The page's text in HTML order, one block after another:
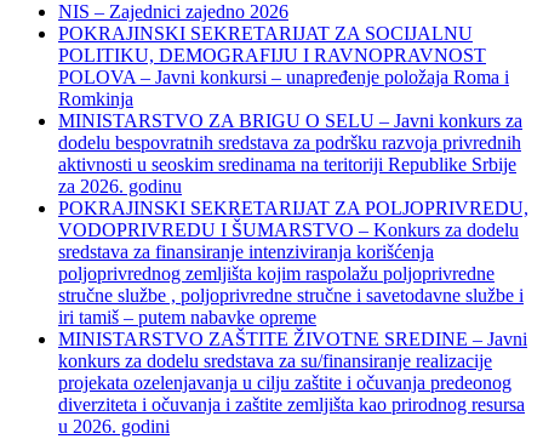
NIS – Zajednici zajedno 2026
POKRAJINSKI SEKRETARIJAT ZA SOCIJALNU
POLITIKU, DEMOGRAFIJU I RAVNOPRAVNOST
POLOVA – Javni konkursi – unapređenje položaja Roma i
Romkinja
MINISTARSTVO ZA BRIGU O SELU – Javni konkurs za
dodelu bespovratnih sredstava za podršku razvoja privrednih
aktivnosti u seoskim sredinama na teritoriji Republike Srbije
za 2026. godinu
POKRAJINSKI SEKRETARIJAT ZA POLJOPRIVREDU,
VODOPRIVREDU I ŠUMARSTVO – Konkurs za dodelu
sredstava za finansiranje intenziviranja korišćenja
poljoprivrednog zemljišta kojim raspolažu poljoprivredne
stručne službe , poljoprivredne stručne i savetodavne službe i
iri tamiš ‒ putem nabavke opreme
MINISTARSTVO ZAŠTITE ŽIVOTNE SREDINE – Javni
konkurs za dodelu sredstava za su/finansiranje realizacije
projekata ozelenjavanja u cilju zaštite i očuvanja predeonog
diverziteta i očuvanja i zaštite zemljišta kao prirodnog resursa
u 2026. godini